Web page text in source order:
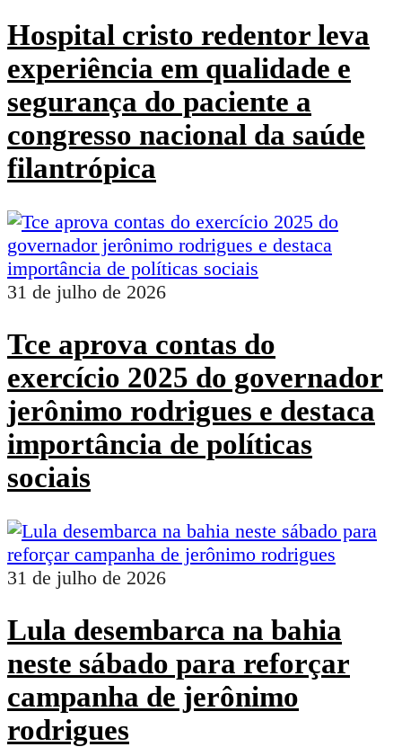
Hospital cristo redentor leva
experiência em qualidade e
segurança do paciente a
congresso nacional da saúde
filantrópica
31 de julho de 2026
Tce aprova contas do
exercício 2025 do governador
jerônimo rodrigues e destaca
importância de políticas
sociais
31 de julho de 2026
Lula desembarca na bahia
neste sábado para reforçar
campanha de jerônimo
rodrigues